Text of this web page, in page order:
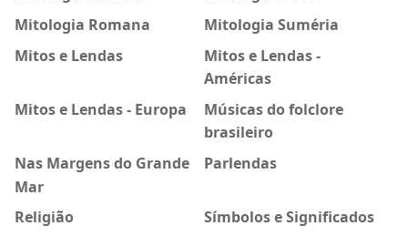
Mitologia Romana
Mitologia Suméria
Mitos e Lendas
Mitos e Lendas -
Américas
Mitos e Lendas - Europa
Músicas do folclore
brasileiro
Nas Margens do Grande
Mar
Parlendas
Religião
Símbolos e Significados